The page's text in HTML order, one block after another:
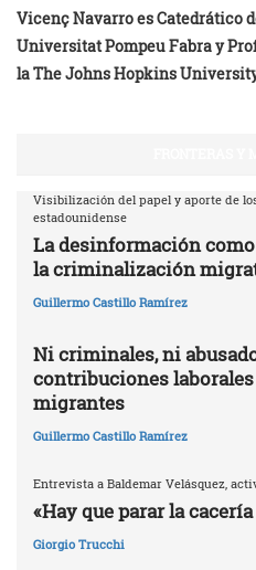
Vicenç Navarro es Catedrático
Universitat Pompeu Fabra y
la The Johns Hopkins
Visibilización del papel y aporte de
estadounidense
La desinformación
la criminalización
Guillermo Castillo Ramírez
Ni criminales, ni
contribuciones
migrantes
Guillermo Castillo Ramírez
Entrevista a Baldemar Velásquez,
«Hay que parar la
Giorgio Trucchi